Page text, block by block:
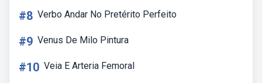
#8 Verbo Andar No Pretérito Perfeito
#9 Venus De Milo Pintura
#10 Veia E Arteria Femoral